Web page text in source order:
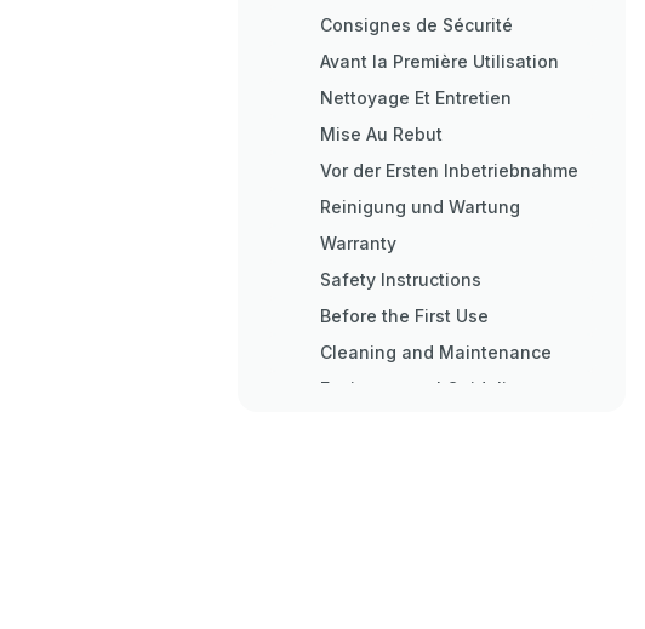
Consignes de Sécurité
Avant la Première Utilisation
Nettoyage Et Entretien
Mise Au Rebut
Vor der Ersten Inbetriebnahme
Reinigung und Wartung
Warranty
Safety Instructions
Before the First Use
Cleaning and Maintenance
Environmental Guidelines